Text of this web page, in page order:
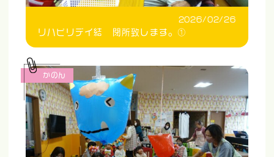
2026/02/26
リハビリデイ結 閉所致します。①
かのん